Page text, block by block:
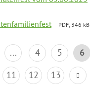
PDF, 346 kB
... 4 5 6
11 12 13